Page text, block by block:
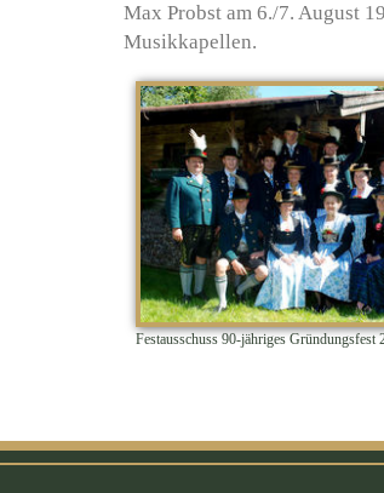
Max Probst am 6./7. August
Musikkapellen.
Festausschuss 90-jähriges Gründungsfest